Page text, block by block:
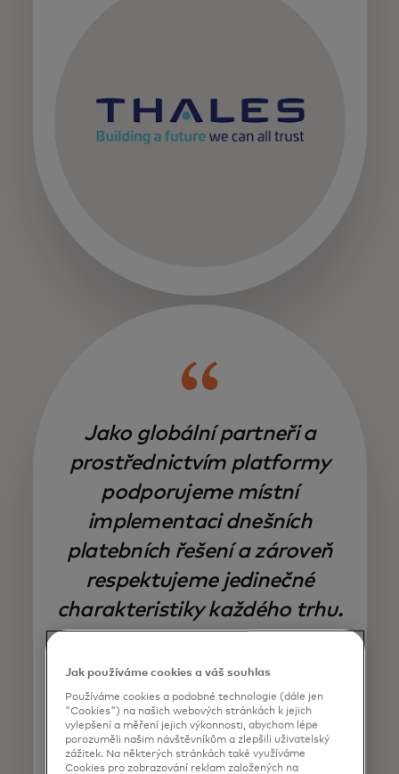
Jako globální partneři a
prostřednictvím platformy
podporujeme místní
implementaci dnešních
platebních řešení a zároveň
respektujeme jedinečné
charakteristiky každého trhu.
Digital Solutions
Giesecke+Devrient
Jak používáme cookies a váš souhlas
Používáme cookies a podobné technologie (dále jen
"Cookies") na našich webových stránkách k jejich
vylepšení a měření jejich výkonnosti, abychom lépe
porozuměli našim návštěvníkům a zlepšili uživatelský
zážitek. Na některých stránkách také využíváme
Cookies pro zobrazování reklam založených na